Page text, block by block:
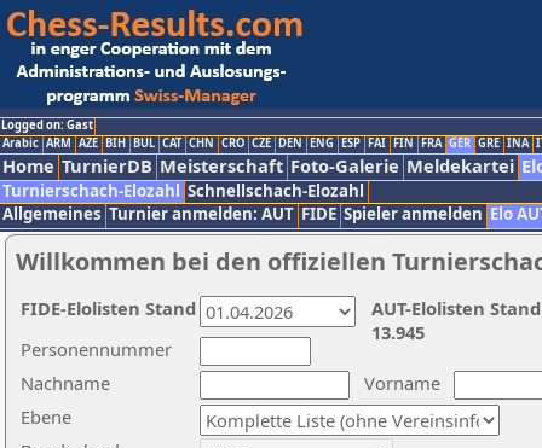
Logged on: Gast
Arabic ARM AZE BIH BUL CAT CHN CRO CZE DEN ENG ESP FAI FIN FRA GER GRE INA
Home TurnierDB Meisterschaft Foto-Galerie Meldekartei
Turnierschach-Elozahl Schnellschach-Elozahl
Allgemeines Turnier anmelden: AUT FIDE Spieler anmelden Elo
Willkommen bei den offiziellen
Nachname
Vorname
Ebene
Personennummer
AUT-Elolisten
13.945
FIDE-Elolisten Stand